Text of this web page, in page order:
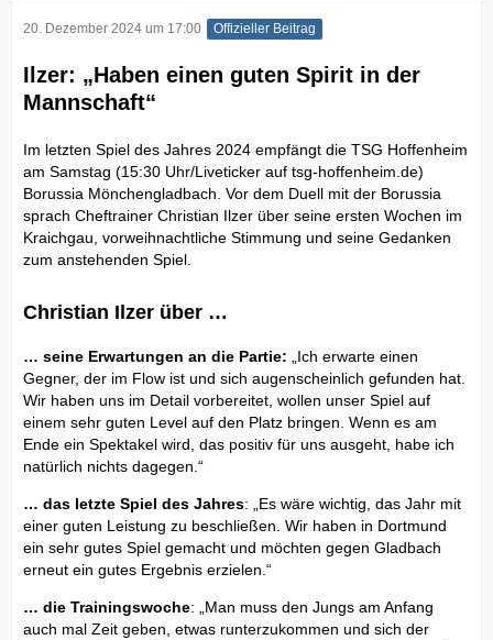
20. Dezember 2024 um 17:00 Offizieller Beitrag
Ilzer: „Haben einen guten Spirit in der
Mannschaft“
Im letzten Spiel des Jahres 2024 empfängt die TSG Hoffenheim
am Samstag (15:30 Uhr/Liveticker auf tsg-hoffenheim.de)
Borussia Mönchengladbach. Vor dem Duell mit der Borussia
sprach Cheftrainer Christian Ilzer über seine ersten Wochen im
Kraichgau, vorweihnachtliche Stimmung und seine Gedanken
zum anstehenden Spiel.
Christian Ilzer über …
… seine Erwartungen an die Partie:
„Ich erwarte einen
Gegner, der im Flow ist und sich augenscheinlich gefunden hat.
Wir haben uns im Detail vorbereitet, wollen unser Spiel auf
einem sehr guten Level auf den Platz bringen. Wenn es am
Ende ein Spektakel wird, das positiv für uns ausgeht, habe ich
natürlich nichts dagegen.“
… das letzte Spiel des Jahres: „Es wäre wichtig, das Jahr mit
einer guten Leistung zu beschließen. Wir haben in Dortmund
ein sehr gutes Spiel gemacht und möchten gegen Gladbach
erneut ein gutes Ergebnis erzielen.“
… die Trainingswoche: „Man muss den Jungs am Anfang
auch mal Zeit geben, etwas runterzukommen und sich der